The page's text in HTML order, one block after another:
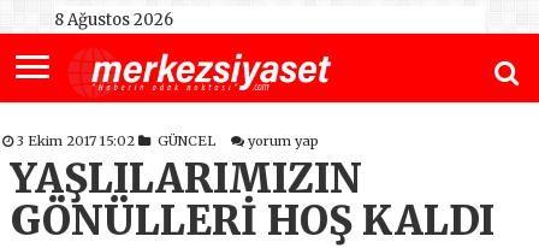
8 Ağustos 2026
3 Ekim 2017 15:02 GÜNCEL yorum yap
YAŞLILARIMIZIN
GÖNÜLLERİ HOŞ KALDI